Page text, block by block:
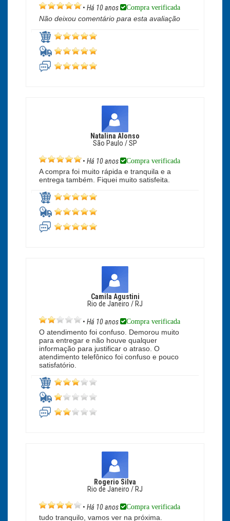
• Há 10 anos Compra verificada
Não deixou comentário para esta avaliação
Natalina Alonso
São Paulo / SP
• Há 10 anos Compra verificada
A compra foi muito rápida e tranquila e a
entrega também. Fiquei muito satisfeita.
Camila Agustini
Rio de Janeiro / RJ
• Há 10 anos Compra verificada
O atendimento foi confuso. Demorou muito
para entregar e não houve qualquer
informação para justificar o atraso. O
atendimento telefônico foi confuso e pouco
satisfatório.
Rogerio Silva
Rio de Janeiro / RJ
• Há 10 anos Compra verificada
tudo tranquilo, vamos ver na próxima.